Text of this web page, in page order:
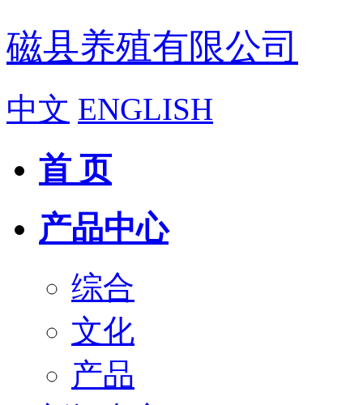
磁县养殖有限公司
中文 ENGLISH
首 页
产品中心
综合
文化
产品